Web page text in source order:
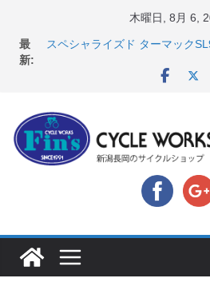
木曜日, 8月 6,
最
新:
バイクなど（２０２６・７・１
ロ発表！ ＆ オンヨネ ウェア
8月1・2日 YOELEO試乗会と
LAZER 最高峰ヘルメットが３０
店頭のセールバイク在庫 ロー
バイクなど（２０２６・７・１
【 重要 】お支払いについて
ムと、入荷してきました人気商